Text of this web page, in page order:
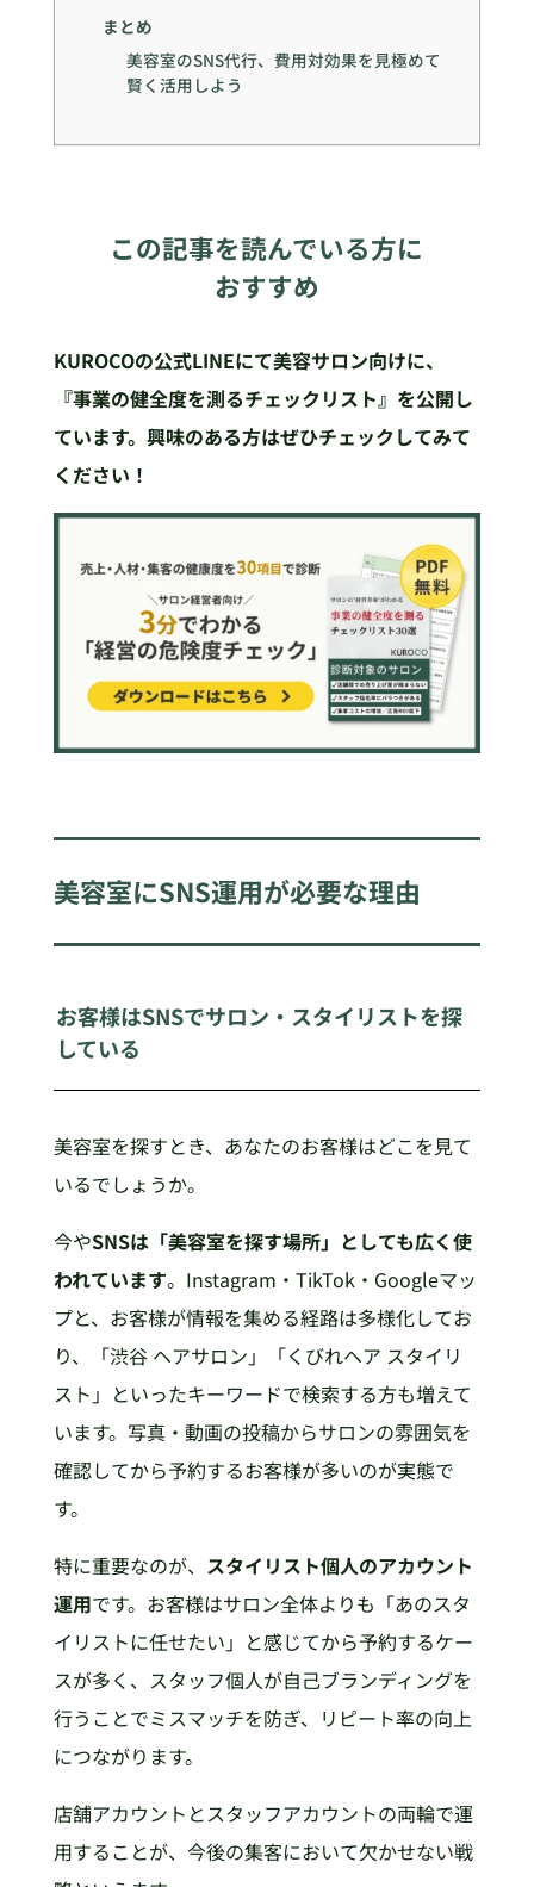
まとめ
美容室のSNS代行、費用対効果を見極めて
賢く活用しよう
この記事を読んでいる方に
おすすめ
KUROCOの公式LINEにて美容サロン向けに、
『事業の健全度を測るチェックリスト』を公開し
ています。興味のある方はぜひチェックしてみて
ください！
美容室にSNS運用が必要な理由
お客様はSNSでサロン・スタイリストを探
している
美容室を探すとき、あなたのお客様はどこを見て
いるでしょうか。
今やSNSは「美容室を探す場所」としても広く使
われています。Instagram・TikTok・Googleマッ
プと、お客様が情報を集める経路は多様化してお
り、「渋谷 ヘアサロン」「くびれヘア スタイリ
スト」といったキーワードで検索する方も増えて
います。写真・動画の投稿からサロンの雰囲気を
確認してから予約するお客様が多いのが実態で
す。
特に重要なのが、 スタイリスト個人のアカウント
運用です。お客様はサロン全体よりも「あのスタ
イリストに任せたい」と感じてから予約するケー
スが多く、スタッフ個人が自己ブランディングを
行うことでミスマッチを防ぎ、リピート率の向上
につながります。
店舗アカウントとスタッフアカウントの両輪で運
用することが、今後の集客において欠かせない戦